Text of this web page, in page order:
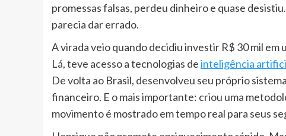
promessas falsas, perdeu dinheiro e quase
parecia dar errado.
A virada veio quando decidiu investir R$ 30 mil
Lá, teve acesso a tecnologias deinteligência
De volta ao Brasil, desenvolveu seu próprio
financeiro. E o mais importante: criou uma
movimento é mostrado em tempo real para seus